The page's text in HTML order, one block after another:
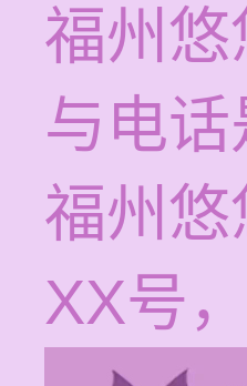
福州
与电话
福州
XX号